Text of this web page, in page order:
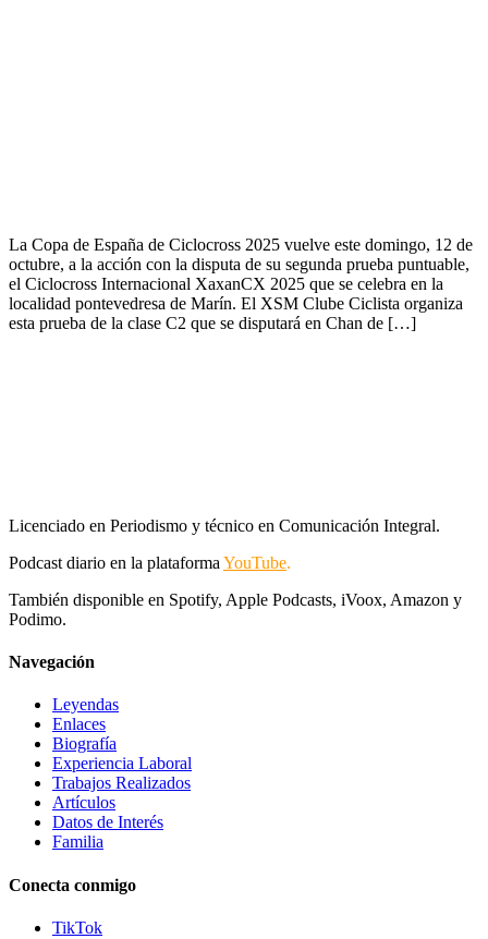
La Copa de España de Ciclocross 2025 vuelve este domingo, 12 de
octubre, a la acción con la disputa de su segunda prueba puntuable,
el Ciclocross Internacional XaxanCX 2025 que se celebra en la
localidad pontevedresa de Marín. El XSM Clube Ciclista organiza
esta prueba de la clase C2 que se disputará en Chan de […]
Licenciado en Periodismo y técnico en Comunicación Integral.
Podcast diario en la plataforma YouTube.
También disponible en Spotify, Apple Podcasts, iVoox, Amazon y
Podimo.
Navegación
Leyendas
Enlaces
Biografía
Experiencia Laboral
Trabajos Realizados
Artículos
Datos de Interés
Familia
Conecta conmigo
TikTok